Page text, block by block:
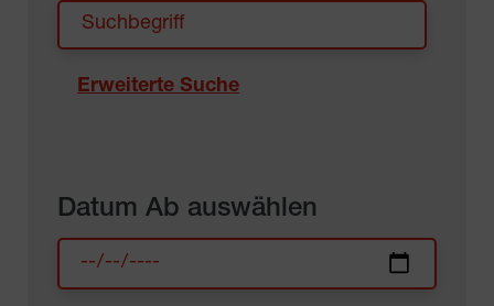
Erweiterte Suche
Datum Ab auswählen